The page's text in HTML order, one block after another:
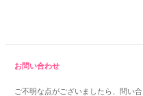
お問い合わせ
ご不明な点がございましたら、問い合